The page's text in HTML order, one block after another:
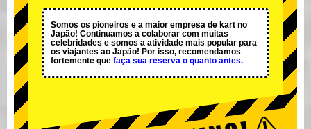
Somos os pioneiros e a maior empresa de kart no
Japão! Continuamos a colaborar com muitas
celebridades e somos a atividade mais popular para
os viajantes ao Japão! Por isso, recomendamos
fortemente que faça sua reserva o quanto antes.